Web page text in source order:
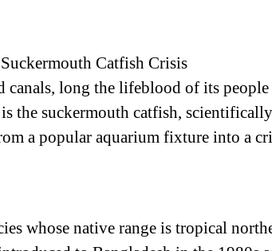
Catfish Crisis
canals, long the lifeblood of its
the suckermouth catfish,
a popular aquarium fixture into a
whose native range is tropical